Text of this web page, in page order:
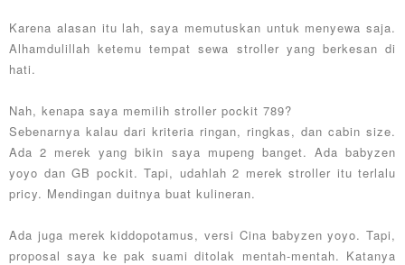
Karena alasan itu lah, saya memutuskan untuk menyewa saja.
Alhamdulillah ketemu tempat sewa stroller yang berkesan di
hati.
Nah, kenapa saya memilih stroller pockit 789?
Sebenarnya kalau dari kriteria ringan, ringkas, dan cabin size.
Ada 2 merek yang bikin saya mupeng banget. Ada babyzen
yoyo dan GB pockit. Tapi, udahlah 2 merek stroller itu terlalu
pricy. Mendingan duitnya buat kulineran.
Ada juga merek kiddopotamus, versi Cina babyzen yoyo. Tapi,
proposal saya ke pak suami ditolak mentah-mentah. Katanya